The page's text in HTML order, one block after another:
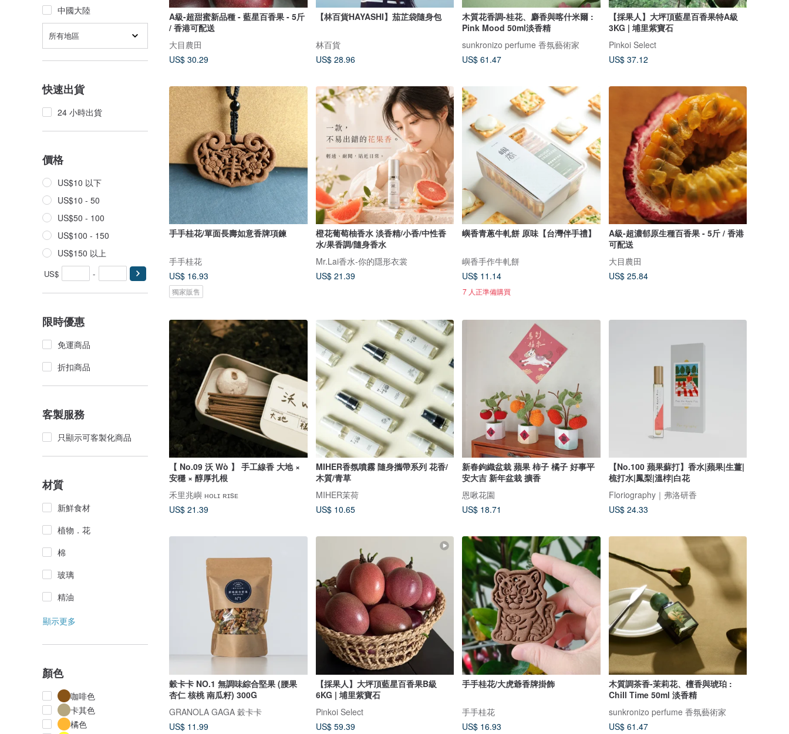
中國大陸
所有地區
快速出貨
24 小時出貨
價格
US$10 以下
US$10 - 50
US$50 - 100
US$100 - 150
US$150 以上
US$ -
限時優惠
免運商品
折扣商品
客製服務
只顯示可客製化商品
材質
新鮮食材
植物．花
棉
玻璃
精油
顯示更多
顏色
咖啡色
卡其色
橘色
A級-超甜蜜新品種 - 藍星百香果 - 5斤
/ 香港可配送
大目農田
US$ 30.29
【林百貨HAYASHI】茄芷袋隨身包
林百貨
US$ 28.96
木質花香調-桂花、麝香與喀什米爾 :
Pink Mood 50ml淡香精
sunkronizo perfume 香氛藝術家
US$ 61.47
【採果人】大坪頂藍星百香果特A級
3KG | 埔里紫寶石
Pinkoi Select
US$ 37.12
手手桂花/單面長壽如意香牌項鍊
手手桂花
US$ 16.93
獨家販售
橙花葡萄柚香水 淡香精/小香/中性香
水/果香調/隨身香水
Mr.Lai香水-你的隱形衣裳
US$ 21.39
嶼香青蔥牛軋餅 原味【台灣伴手禮】
嶼香手作牛軋餅
US$ 11.14
7 人正準備購買
A級-超濃郁原生種百香果 - 5斤 / 香港
可配送
大目農田
US$ 25.84
【 No.09 沃 Wò 】 手工線香 大地 ×
安穩 × 醇厚扎根
禾里兆嶼 ʜᴏʟɪ ʀɪsᴇ
US$ 21.39
MIHER香氛噴霧 隨身攜帶系列 花香/
木質/青草
MIHER茉荷
US$ 10.65
新春鉤織盆栽 蘋果 柿子 橘子 好事平
安大吉 新年盆栽 擴香
恩啾花園
US$ 18.71
【No.100 蘋果蘇打】香水|蘋果|生薑|
梳打水|鳳梨|溫桲|白花
Floriography｜弗洛研香
US$ 24.33
穀卡卡 NO.1 無調味綜合堅果 (腰果
杏仁 核桃 南瓜籽) 300G
GRANOLA GAGA 穀卡卡
US$ 11.99
【採果人】大坪頂藍星百香果B級
6KG | 埔里紫寶石
Pinkoi Select
US$ 59.39
手手桂花/大虎爺香牌掛飾
手手桂花
US$ 16.93
木質調茶香-茉莉花、檀香與琥珀 :
Chill Time 50ml 淡香精
sunkronizo perfume 香氛藝術家
US$ 61.47